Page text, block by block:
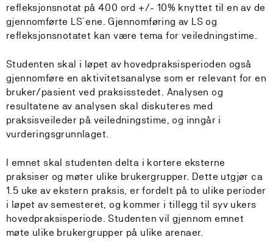
refleksjonsnotat på 400 ord +/- 10% knyttet til en av de
gjennomførte LS`ene. Gjennomføring av LS og
refleksjonsnotatet kan være tema for veiledningstime.
Studenten skal i løpet av hovedpraksisperioden også
gjennomføre en aktivitetsanalyse som er relevant for en
bruker/pasient ved praksisstedet. Analysen og
resultatene av analysen skal diskuteres med
praksisveileder på veiledningstime, og inngår i
vurderingsgrunnlaget.
I emnet skal studenten delta i kortere eksterne
praksiser og møter ulike brukergrupper. Dette utgjør ca
1.5 uke av ekstern praksis, er fordelt på to ulike perioder
i løpet av semesteret, og kommer i tillegg til syv ukers
hovedpraksisperiode. Studenten vil gjennom emnet
møte ulike brukergrupper på ulike arenaer.